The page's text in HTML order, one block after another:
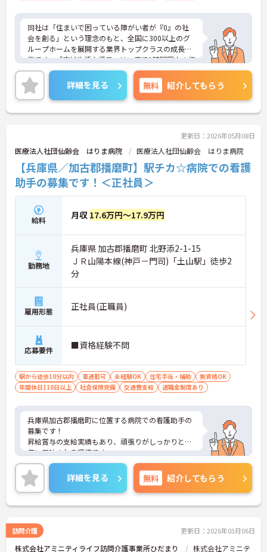
同社は「住まいで困っている障がい者が『0』の社
会を創る」という理念のもと、全国に300以上のグ
ループホームを展開する業界トップクラスの成長企
業です。「広域生活支援員」は、車で1時間圏内の複
数施設を横断的に担当し、現場支援とパートスタッ
フのサポートを行うハイクラスなポジションです。
最新設備とバリアフリーが完備され、スタッフの身
体的負担が少なく、広域手当5万円が付与されるこ
とで高い給与水準を実現しています。年間休日114
効率化など、ワークライフバランスを保ちながら定
年70歳まで長期的に活躍できる制度が盤石に整って
います。複数施設を経験することで培われるマネジ
メント視点は、将来的なエリアマネージャーへのキ
ャリアアップにも直結しており、最新の環境で専門
性を発揮したいプロフェッショナルの方にお勧めで
す。
★おすすめPOINT★
ことができ、現場の介助業務にとどまらず、施設運
営や人材育成の視点を養うことで、将来のエリアマ
ネージャー候補としてのステップアップに直結しま
・定年70歳、再雇用75歳までという業界屈指の制度
があり、20代から60代まで幅広い年代が活躍してい
ます。年間休日も114日確保されているため、無理
なく長期的なキャリアを築いていただけます。
・全施設がバリアフリー設計かつ最新設備を備えて
おり、清潔感にあふれた美しい環境です。ハード面
備」により現場の負担が大幅に軽減されています。
ご利用者様の安全性はもちろん、働くスタッフにと
っても身体的負担が少なく、高いモチベーションを
詳細を見る 無料 紹介してもらう
更新日：2026年05月08日
医療法人社団仙齢会 はりま病院 医療法人社団仙齢会 はりま病院
【兵庫県／加古郡播磨町】駅チカ☆病院での看護
助手の募集です！＜正社員＞
給料 月収 17.6万円～17.9万円
勤務地
兵庫県 加古郡播磨町 北野添2-1-15
ＪＲ山陽本線(神戸－門司)「土山駅」徒歩2
分
雇用形態 正社員(正職員)
応募要件 ■資格経験不問
駅から徒歩10分以内 車通勤可 未経験OK 住宅手当・補助
無資格OK
年間休日110日以上
社会保険完備 交通費支給 退職金制度あり
兵庫県加古郡播磨町に位置する病院での看護助手の
募集です！
昇給賞与の支給実績もあり、頑張りがしっかりと評
価に反映される環境です。
ご興味ある方には、面接対策ポイントなど、さらに
詳細をお話しいたしますのでお気軽にご相談くださ
い！
詳細を見る 無料 紹介してもらう
訪問介護 更新日：2026年03月06日
株式会社アミニティライフ訪問介護事業所ひだまり
株式会社アミニテ